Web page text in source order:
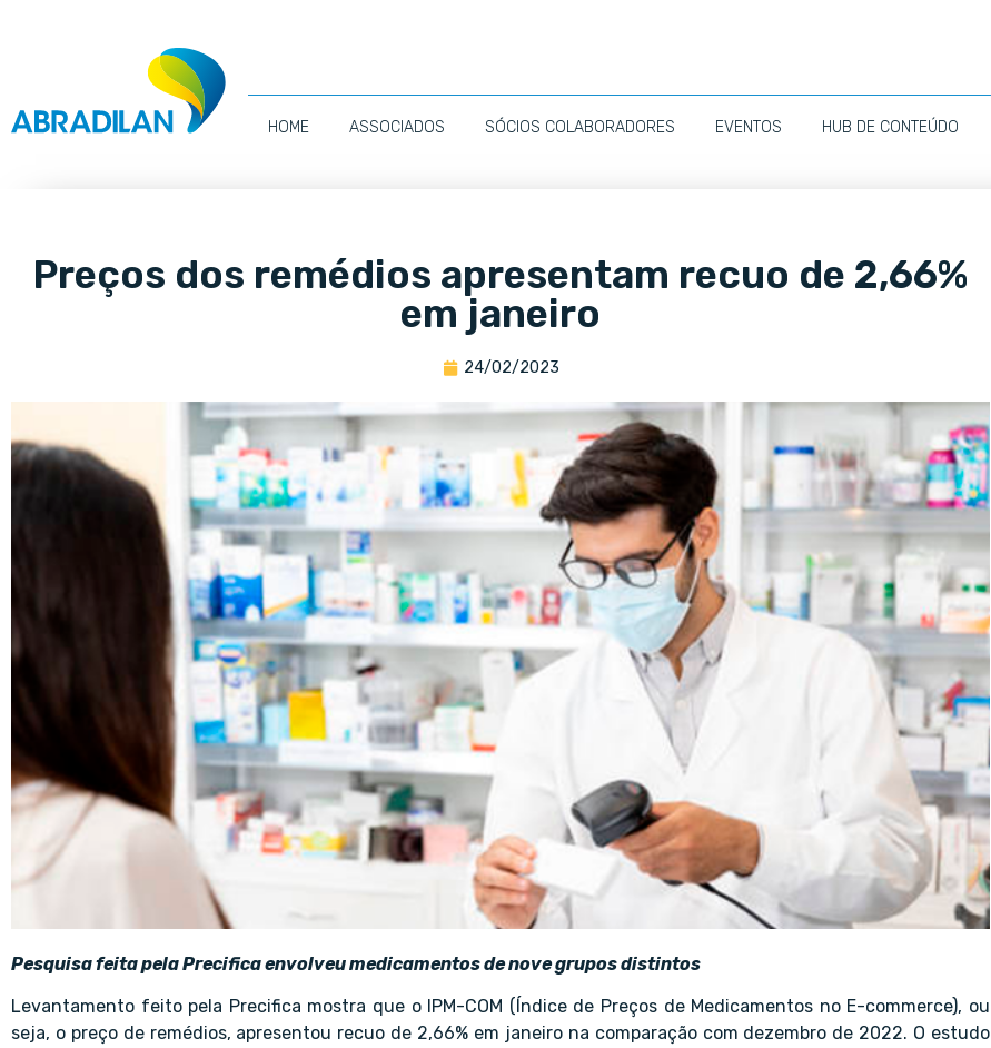
HOME ASSOCIADOS SÓCIOS COLABORADORES EVENTOS HUB DE CONTEÚDO
Preços dos remédios apresentam recuo de 2,66%
em janeiro
24/02/2023
Pesquisa feita pela Precifica envolveu medicamentos de nove grupos distintos
Levantamento feito pela Precifica mostra que o IPM-COM (Índice de Preços de Medicamentos no E-commerce), ou
seja, o preço de remédios, apresentou recuo de 2,66% em janeiro na comparação com dezembro de 2022. O estudo